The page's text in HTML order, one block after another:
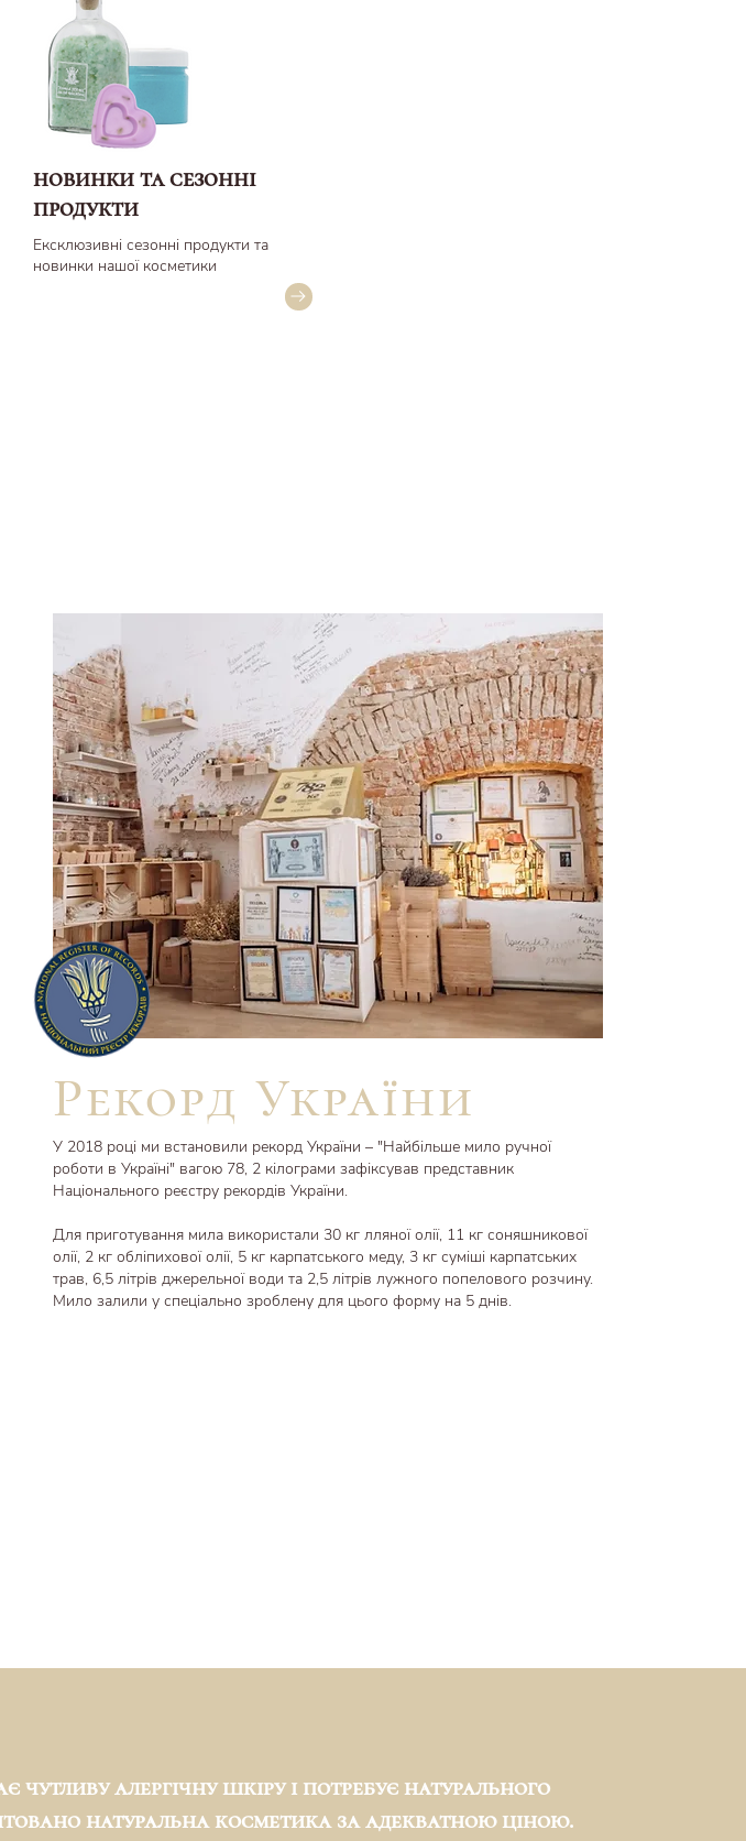
новинки та сезонні
продукти
Ексклюзивні сезонні продукти та
новинки нашої косметики
Рекорд України
У 2018 році ми встановили рекорд України – "Найбільше мило ручної
роботи в Україні" вагою 78, 2 кілограми зафіксував представник
Національного реєстру рекордів України.
Для приготування мила використали 30 кг лляної олії, 11 кг соняшникової
олії, 2 кг обліпихової олії, 5 кг карпатського меду, 3 кг суміші карпатських
трав, 6,5 літрів джерельної води та 2,5 літрів лужного попелового розчину.
Мило залили у спеціально зроблену для цього форму на 5 днів.
алергічну шкіру і потребує натурального
натуральна косметика за адекватною ціною.